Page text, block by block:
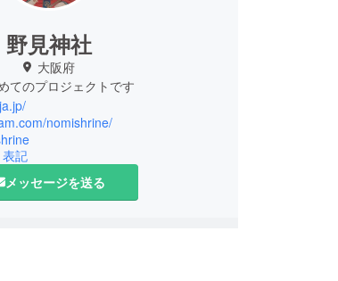
野見神社
大阪府
てのプロジェクトです
nomishrine/
記
メッセージを送る